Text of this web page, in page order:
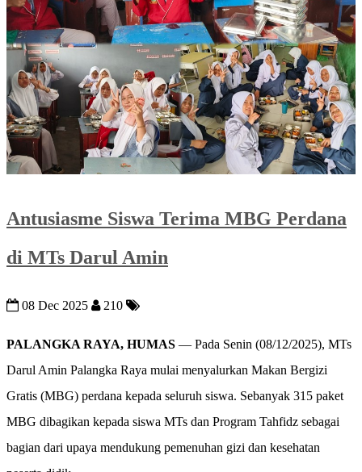
Antusiasme Siswa Terima MBG Perdana
di MTs Darul Amin
08 Dec 2025 210
PALANGKA RAYA, HUMAS — Pada Senin (08/12/2025), MTs
Darul Amin Palangka Raya mulai menyalurkan Makan Bergizi
Gratis (MBG) perdana kepada seluruh siswa. Sebanyak 315 paket
MBG dibagikan kepada siswa MTs dan Program Tahfidz sebagai
bagian dari upaya mendukung pemenuhan gizi dan kesehatan